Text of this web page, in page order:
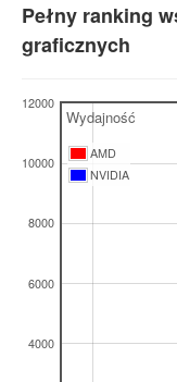
Pełny ranking
graficznych
4000
6000
8000
10000
12000
AMD
NVIDIA
Wydajność